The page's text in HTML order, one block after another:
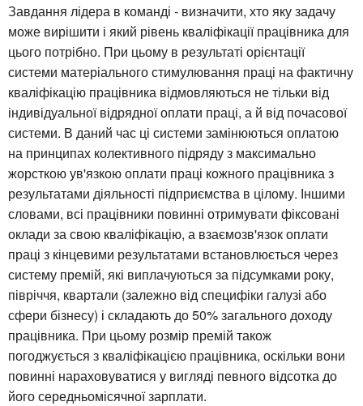
Завдання лідера в команді - визначити, хто яку задачу
може вирішити і який рівень кваліфікації працівника для
цього потрібно. При цьому в результаті орієнтації
системи матеріального стимулювання праці на фактичну
кваліфікацію працівника відмовляються не тільки від
індивідуальної відрядної оплати праці, а й від почасової
системи. В даний час ці системи замінюються оплатою
на принципах колективного підряду з максимально
жорсткою ув'язкою оплати праці кожного працівника з
результатами діяльності підприємства в цілому. Іншими
словами, всі працівники повинні отримувати фіксовані
оклади за свою кваліфікацію, а взаємозв'язок оплати
праці з кінцевими результатами встановлюється через
систему премій, які виплачуються за підсумками року,
півріччя, квартали (залежно від специфіки галузі або
сфери бізнесу) і складають до 50% загального доходу
працівника. При цьому розмір премій також
погоджується з кваліфікацією працівника, оскільки вони
повинні нараховуватися у вигляді певного відсотка до
його середньомісячної зарплати.